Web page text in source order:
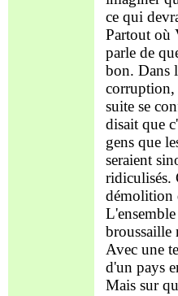
ce qui
Partout où
parle de
bon. Dans
corruption,
suite se
disait que
gens que
seraient
ridiculisés.
démolition
broussaille
Avec une
d'un pays
Mais sur